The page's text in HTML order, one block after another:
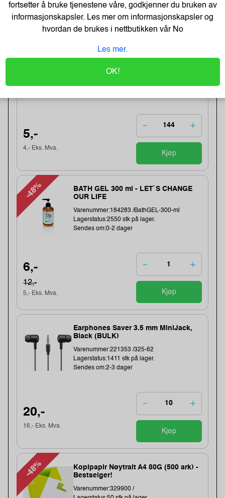
Best Selgere
Tartan Klistrelapper 76x76 gul
Varenummer:225034 /7100296531
Sendes om:2-3 dager
5,-
4,- Eks. Mva.
Kjøp
-48%
BATH GEL 300 ml - LET`S CHANGE
OUR LIFE
Varenummer:184283 /BathGEL-300-ml
Lagerstatus:2550 stk på lager.
Sendes om:0-2 dager
6,-
12,-
5,- Eks. Mva. Kjøp
Earphones Saver 3.5 mm MiniJack,
Black (BULK)
Varenummer:221353 /325-62
Lagerstatus:1411 stk på lager.
Sendes om:2-3 dager
20,-
16,- Eks. Mva.
Kjøp
-48%
Kopipapir Nøytralt A4 80G (500 ark) -
Bestselger!
Varenummer:329900 /
fortsetter å bruke tjenestene våre, godkjenner du bruken av
informasjonskapsler. Les mer om informasjonskapsler og
hvordan de brukes i nettbutikken vårNo
Les mer.
OK!